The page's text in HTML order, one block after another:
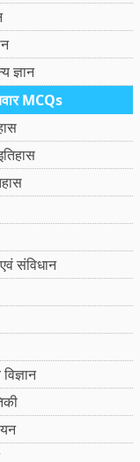
ज्ञान
MCQs
संविधान